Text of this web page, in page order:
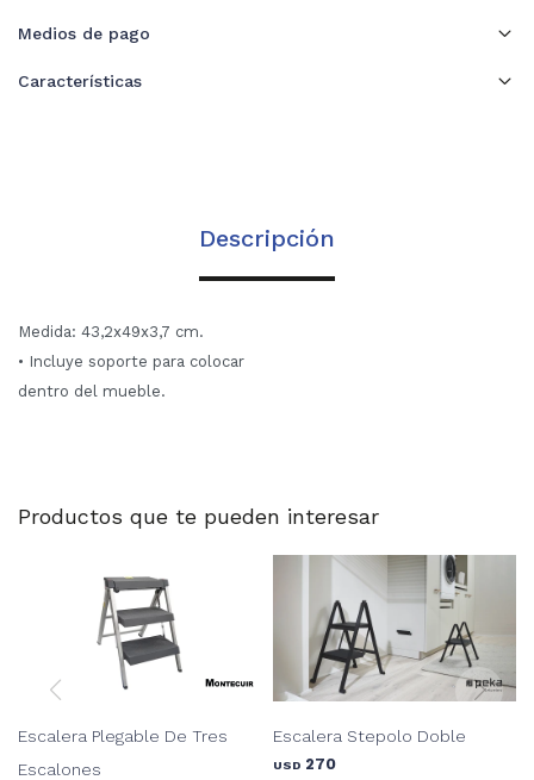
Medios de pago
Características
Descripción
Medida: 43,2x49x3,7 cm.
• Incluye soporte para colocar
dentro del mueble.
Productos que te pueden interesar
Escalera Plegable De Tres
Escalones
Escalera Stepolo Doble
USD 270